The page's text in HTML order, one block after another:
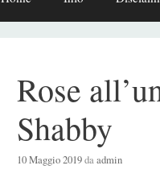
Rose
Shabby
10 Maggio 2019daadmin